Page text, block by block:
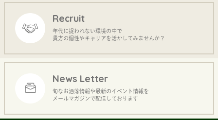
Recruit
年代に捉われない環境の中で
貴方の個性やキャリアを活かしてみませんか？
News Letter
旬なお洒落情報や最新のイベント情報を
メールマガジンで配信しております